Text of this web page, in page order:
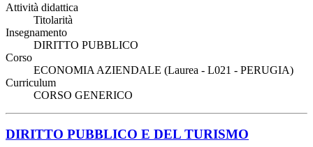
Attività didattica
Titolarità
Insegnamento
DIRITTO PUBBLICO
Corso
ECONOMIA AZIENDALE (Laurea - L021 - PERUGIA)
Curriculum
CORSO GENERICO
DIRITTO PUBBLICO E DEL TURISMO